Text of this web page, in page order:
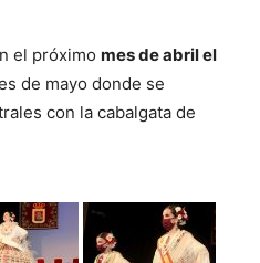
el próximo mes de abril el
de mayo donde se
con la cabalgata de